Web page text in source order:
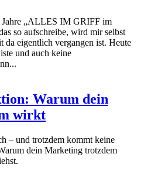
Jahre „ALLES IM GRIFF im
so aufschreibe, wird mir selbst
eigentlich vergangen ist. Heute
und auch keine
Warum dein
wirkt
– und trotzdem kommt keine
dein Marketing trotzdem